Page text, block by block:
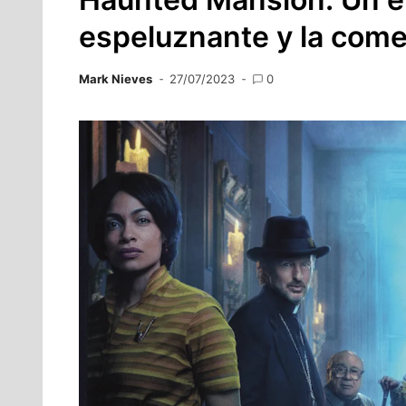
espeluznante y la
Mark Nieves 27/07/2023 0